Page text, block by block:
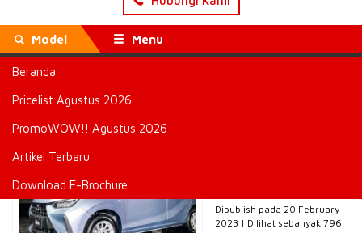
Model Menu
Beranda
Pricelist Agustus 2026
PromoWOW!! Agustus 2026
Artikel Terbaru
Download E-Brochure
Beranda
Agya
Dipublish pada 20 February
2023 | Dilihat sebanyak 796